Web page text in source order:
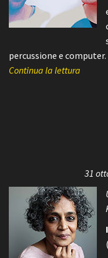
percussione e computer.
Continua la lettura
31